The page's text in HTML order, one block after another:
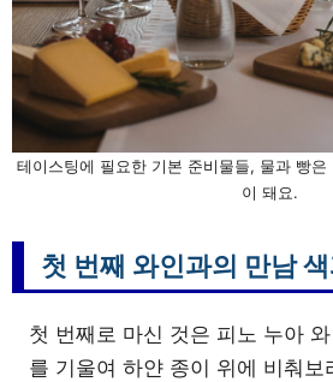
테이스팅에 필요한 기본 준비물들, 물과 빵
이 돼요.
첫 번째 와인과의 만남
첫 번째로 마신 것은 피노 누아
를 기울여 하얀 종이 위에 비춰